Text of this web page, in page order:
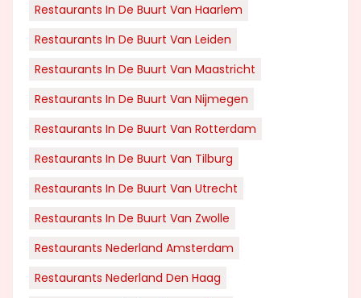
Restaurants In De Buurt Van Haarlem
Restaurants In De Buurt Van Leiden
Restaurants In De Buurt Van Maastricht
Restaurants In De Buurt Van Nijmegen
Restaurants In De Buurt Van Rotterdam
Restaurants In De Buurt Van Tilburg
Restaurants In De Buurt Van Utrecht
Restaurants In De Buurt Van Zwolle
Restaurants Nederland Amsterdam
Restaurants Nederland Den Haag